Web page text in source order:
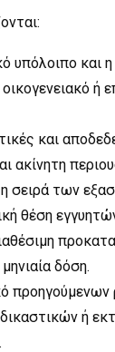
υπόλοιπο και
ή
και
ακίνητη
η σειρά των
θέση
δόση.
προηγούμενων
ή